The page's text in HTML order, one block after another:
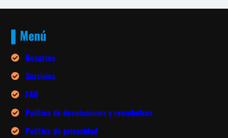
▌Menú
Nosotros
Servicios
FAQ
Política de devoluciones y reembolsos
Política de privacidad